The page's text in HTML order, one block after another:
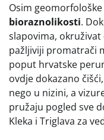
Osim
bioraznolikosti.
slapovima, okruživat
pažljiviji promatrači
poput hrvatske
ovdje dokazano
nego u nizini, a
pružaju pogled sve
Kleka i Triglava za